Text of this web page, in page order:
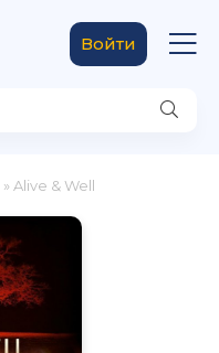
Войти
» Alive & Well